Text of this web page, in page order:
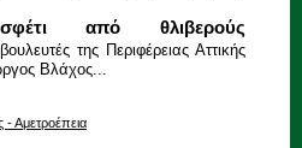
από θλιβερούς
της Περιφέρειας Αττικής
Βλάχος...
- Αμετροέπεια